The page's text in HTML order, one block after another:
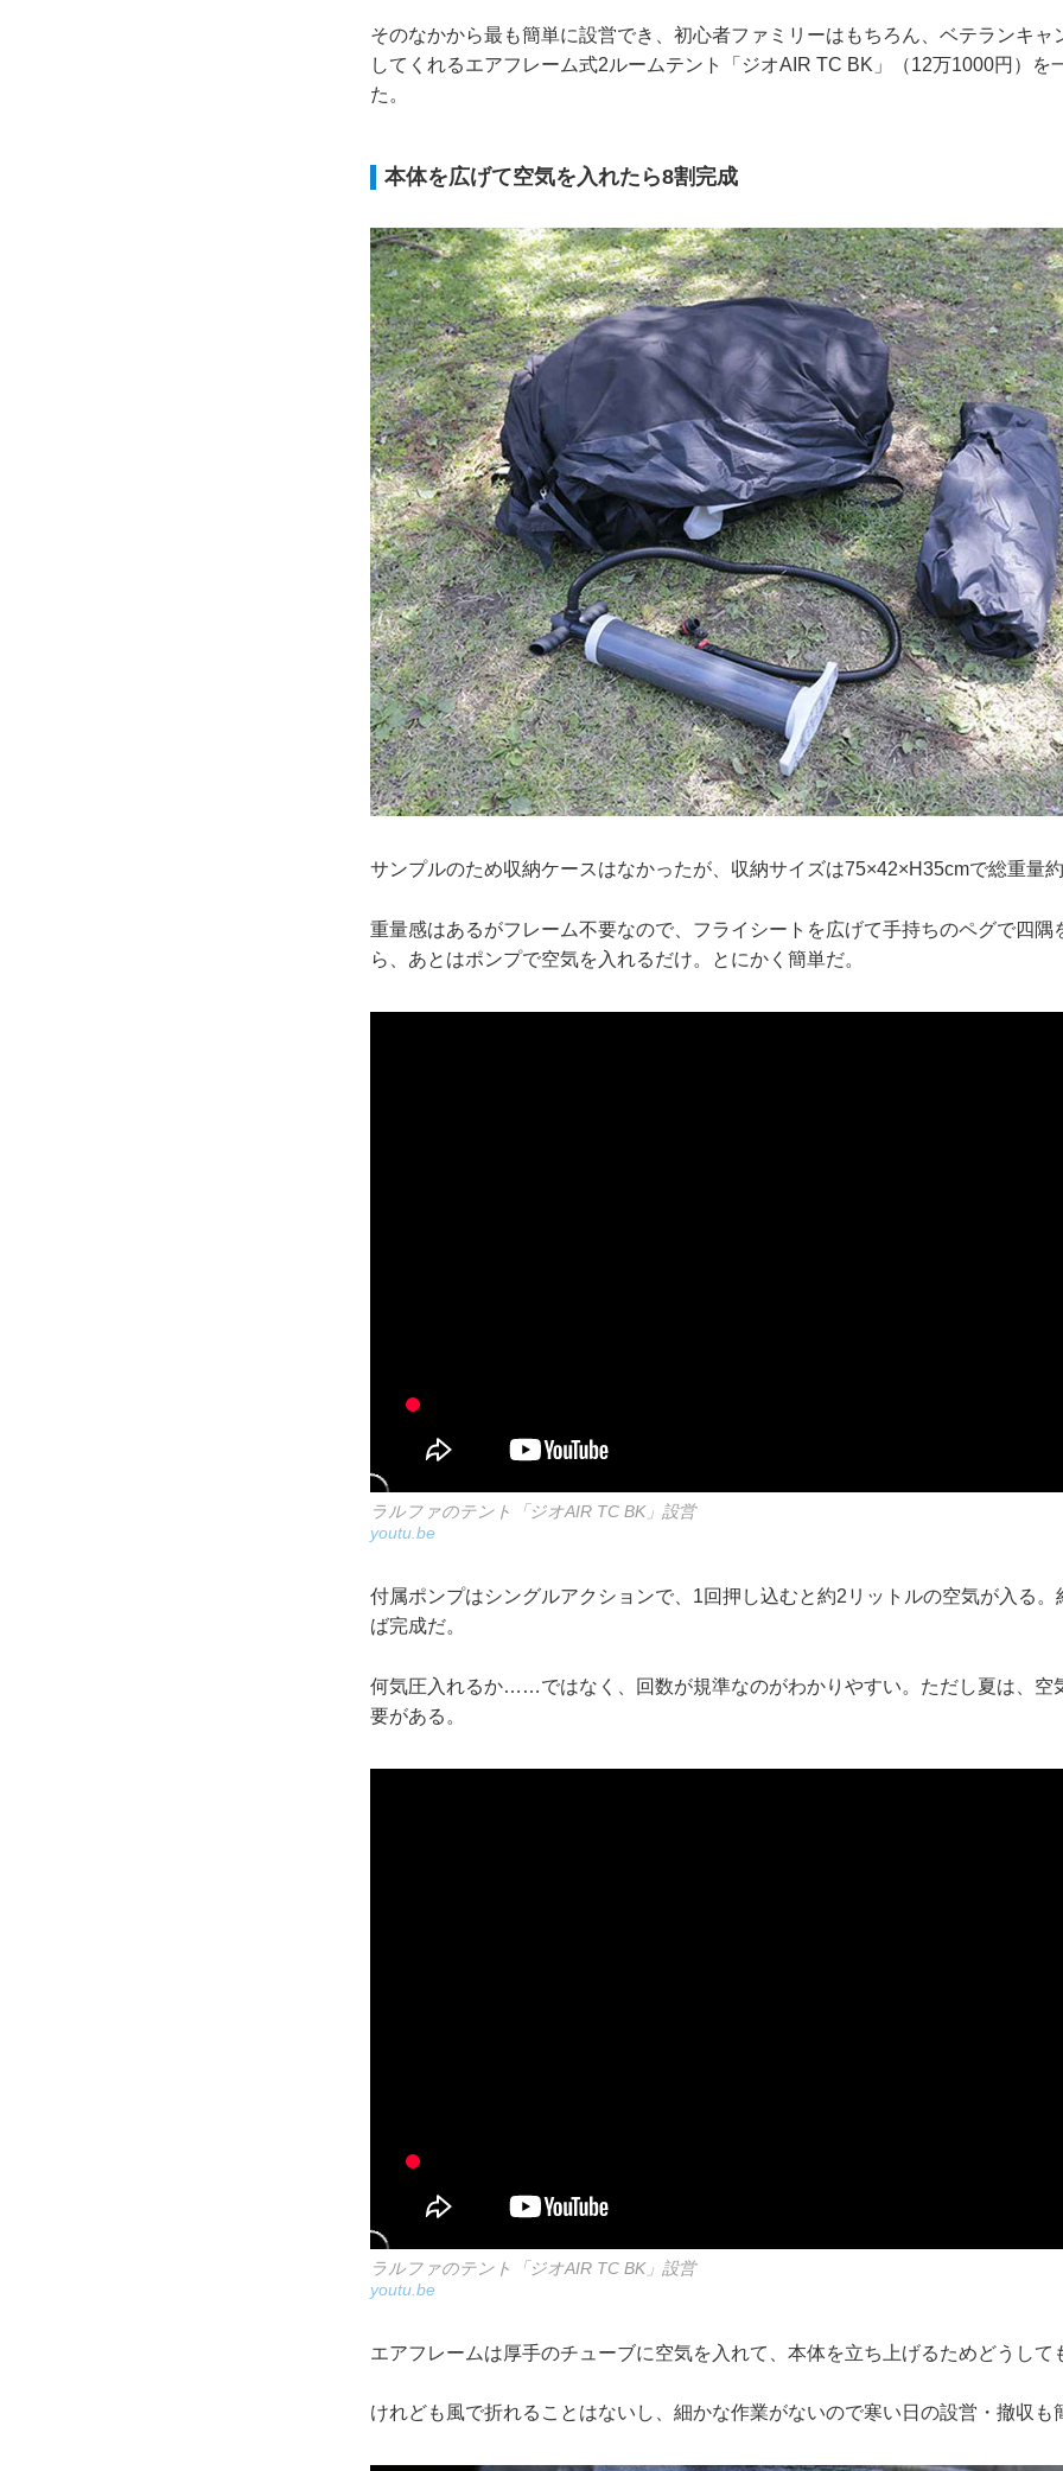
そのなかから最も簡単に設営でき、初心者ファミリーはもちろん、ベテランキャ
してくれるエアフレーム式2ルームテント「ジオAIR TC BK」（12万1000円）を
た。
本体を広げて空気を入れたら8割完成
サンプルのため収納ケースはなかったが、収納サイズは75×42×H35cmで総重量
重量感はあるがフレーム不要なので、フライシートを広げて手持ちのペグで四隅
ら、あとはポンプで空気を入れるだけ。とにかく簡単だ。
ラルファのテント「ジオAIR TC BK」設営
youtu.be
付属ポンプはシングルアクションで、1回押し込むと約2リットルの空気が入る。
ば完成だ。
何気圧入れるか……ではなく、回数が規準なのがわかりやすい。ただし夏は、空
要がある。
ラルファのテント「ジオAIR TC BK」設営
youtu.be
エアフレームは厚手のチューブに空気を入れて、本体を立ち上げるためどうして
けれども風で折れることはないし、細かな作業がないので寒い日の設営・撤収も